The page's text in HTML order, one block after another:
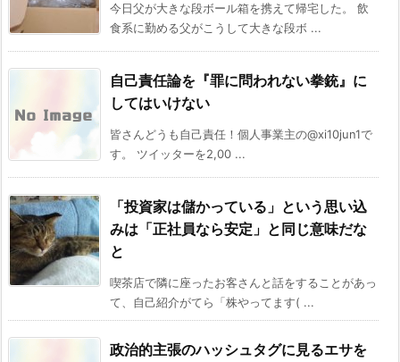
今日父が大きな段ボール箱を携えて帰宅した。 飲
食系に勤める父がこうして大きな段ボ ...
自己責任論を『罪に問われない拳銃』に
してはいけない
皆さんどうも自己責任！個人事業主の@xi10jun1で
す。 ツイッターを2,00 ...
「投資家は儲かっている」という思い込
みは「正社員なら安定」と同じ意味だな
と
喫茶店で隣に座ったお客さんと話をすることがあっ
て、自己紹介がてら「株やってます( ...
政治的主張のハッシュタグに見るエサを